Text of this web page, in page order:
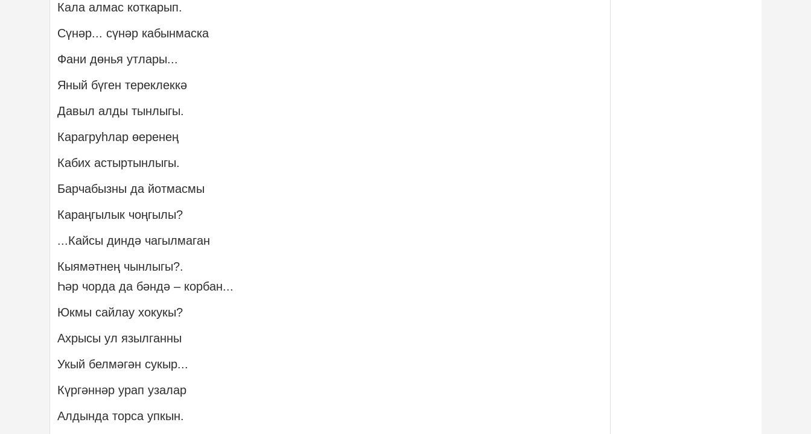
Кала алмас коткарып.
Сүнәр... сүнәр кабынмаска
Фани дөнья утлары...
Яный бүген тереклеккә
Давыл алды тынлыгы.
Карагруһлар өеренең
Кабих астыртынлыгы.
Барчабызны да йотмасмы
Караңгылык чоңгылы?
...Кайсы диндә чагылмаган
Кыямәтнең чынлыгы?.
Һәр чорда да бәндә – корбан...
Юкмы сайлау хокукы?
Ахрысы ул язылганны
Укый белмәгән сукыр...
Күргәннәр урап узалар
Алдында торса упкын.